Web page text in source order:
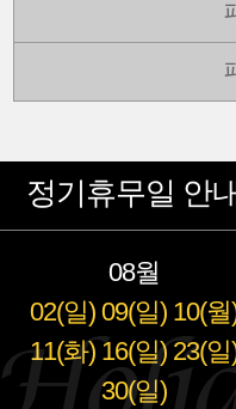
정기휴무일 안내
08월
02(일) 09(일) 10(월
11(화) 16(일) 23(일
30(일)